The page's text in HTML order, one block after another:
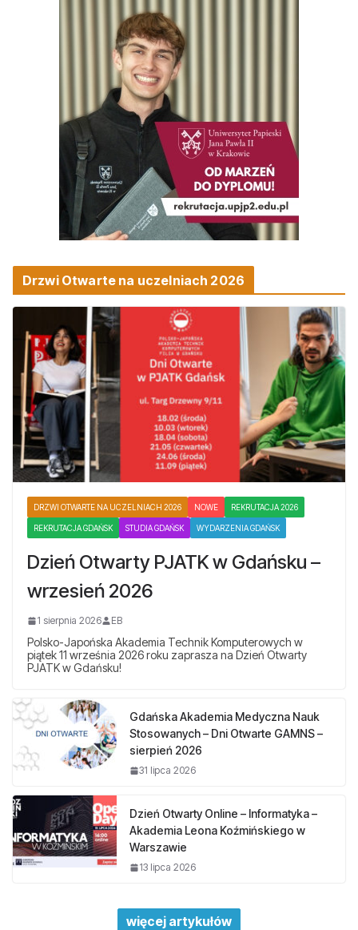
Drzwi Otwarte na uczelniach 2026
DRZWI OTWARTE NA UCZELNIACH 2026 NOWE REKRUTACJA 2026
REKRUTACJA GDAŃSK STUDIA GDAŃSK WYDARZENIA GDAŃSK
Dzień Otwarty PJATK w Gdańsku –
wrzesień 2026
1 sierpnia 2026 EB
Polsko-Japońska Akademia Technik Komputerowych w
piątek 11 września 2026 roku zaprasza na Dzień Otwarty
PJATK w Gdańsku!
Gdańska Akademia Medyczna Nauk
Stosowanych – Dni Otwarte GAMNS –
sierpień 2026
31 lipca 2026
Dzień Otwarty Online – Informatyka –
Akademia Leona Koźmińskiego w
Warszawie
13 lipca 2026
więcej artykułów